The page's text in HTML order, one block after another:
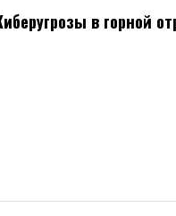
в горной